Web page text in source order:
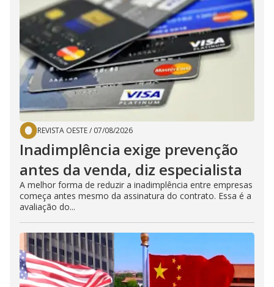
REVISTA OESTE/ 07/08/2026
Inadimplência exige prevenção
antes da venda, diz especialista
A melhor forma de reduzir a inadimplência entre empresas
começa antes mesmo da assinatura do contrato. Essa é a
avaliação do...